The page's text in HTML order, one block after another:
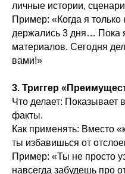
личные истории,
Пример: «Когда я
держались 3 дня… Пока
материалов. Сегодня
вами!»
3. Триггер
Что делает: Показывает
факты.
Как применять: Вместо
ты избавишься от
Пример: «Ты не просто
навсегда забудешь про